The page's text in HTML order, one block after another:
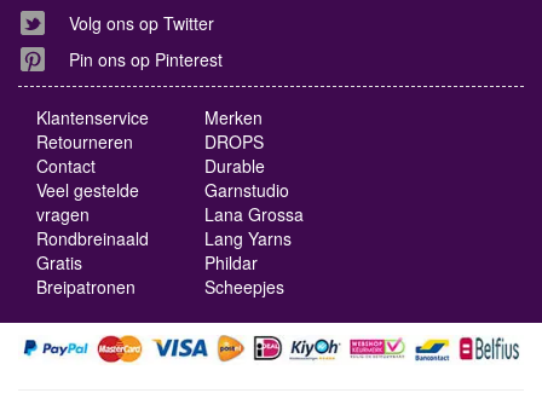
Volg ons op Twitter
Pin ons op Pinterest
Klantenservice
Retourneren
Contact
Veel gestelde
vragen
Rondbreinaald
Gratis
Breipatronen
Merken
DROPS
Durable
Garnstudio
Lana Grossa
Lang Yarns
Phildar
Scheepjes